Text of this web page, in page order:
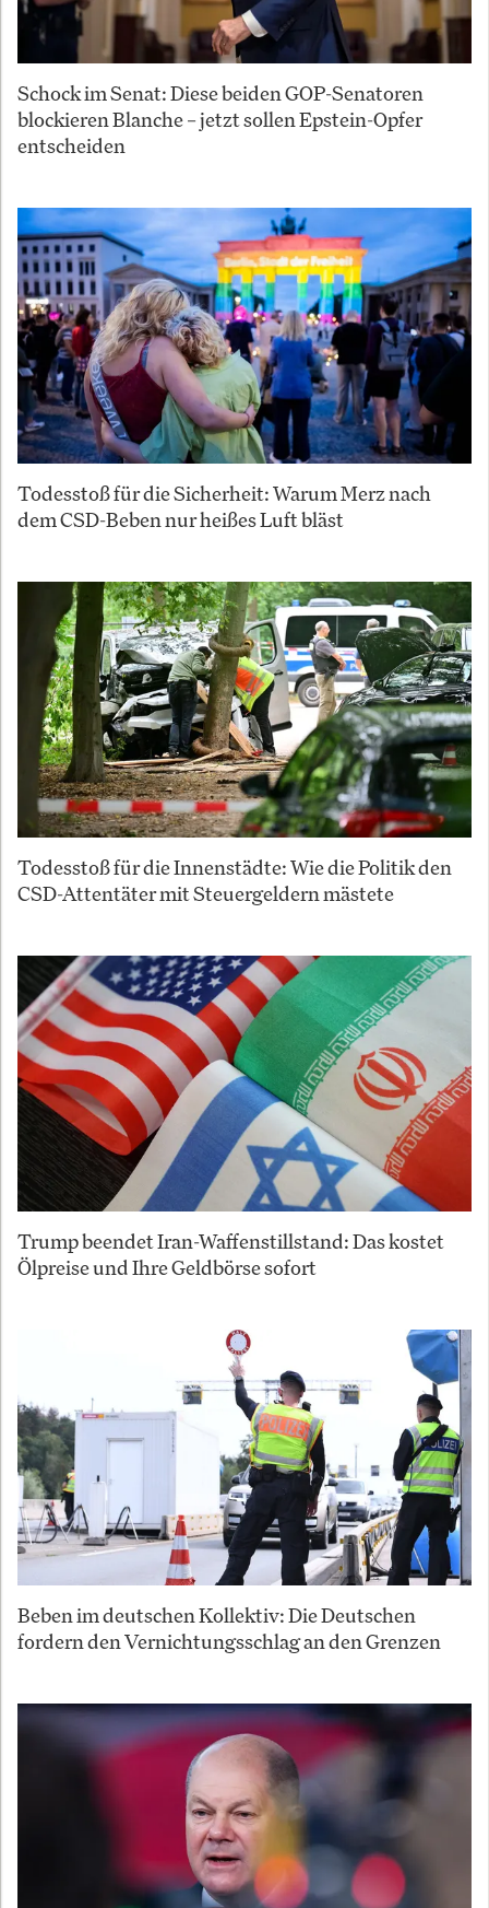
Schock im Senat: Diese beiden GOP-Senatoren
blockieren Blanche – jetzt sollen Epstein-Opfer
entscheiden
Todesstoß für die Sicherheit: Warum Merz nach
dem CSD-Beben nur heißes Luft bläst
Todesstoß für die Innenstädte: Wie die Politik den
CSD-Attentäter mit Steuergeldern mästete
Trump beendet Iran-Waffenstillstand: Das kostet
Ölpreise und Ihre Geldbörse sofort
Beben im deutschen Kollektiv: Die Deutschen
fordern den Vernichtungsschlag an den Grenzen